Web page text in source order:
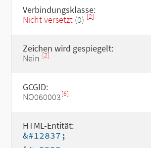
Verbindungsklasse:
Nicht versetzt(0) [2]
Zeichen wird gespiegelt:
Nein [2]
GCGID:
NO060003[6]
HTML-Entität:
&#12837;